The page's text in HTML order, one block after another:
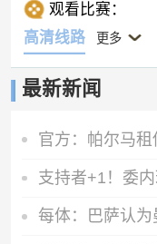
观看比赛：
高清线路
更多
最新新闻